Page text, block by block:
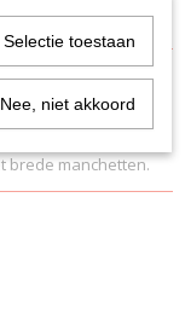
Super comfortabel
brede manchetten.
Selectie toestaan
Nee, niet akkoord